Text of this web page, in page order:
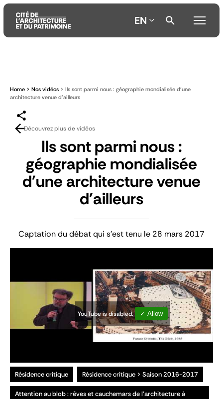
contenu
principal
menu
principal
recherche
EN
Home Nos vidéos
Ils sont parmi nous : géographie mondialisée d'une
architecture venue d'ailleurs
Découvrez plus de vidéos
Ils sont parmi nous :
géographie mondialisée
d'une architecture venue
d'ailleurs
Captation du débat qui s'est tenu le 28 mars 2017
YouTube is disabled. ✓ Allow
Résidence critique Résidence critique > Saison 2016-2017
Attention au blob : rêves et cauchemars de l'architecture à